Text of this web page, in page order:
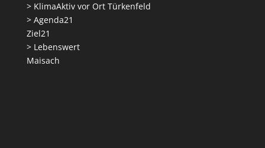
> KlimaAktiv vor Ort Türkenfeld
> Agenda21
Ziel21
> Lebenswert
Maisach